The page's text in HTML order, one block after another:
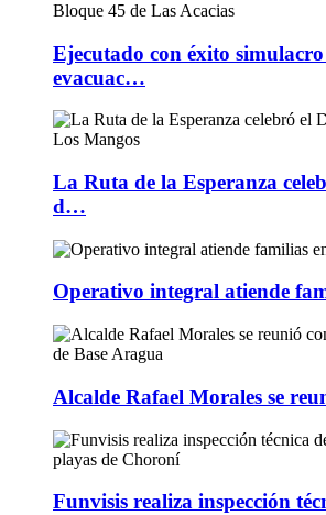
Ejecutado con éxito
evacuac…
La Ruta de la Esperanza
d…
Operativo integral atiende
Alcalde Rafael Morales se
Funvisis realiza inspección